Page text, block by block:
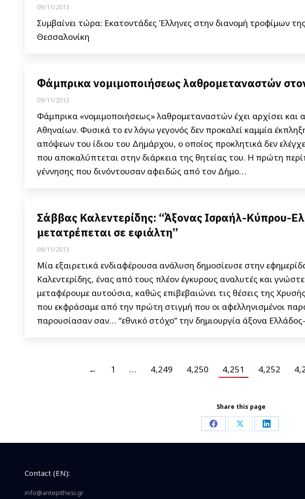
09/11/2013
Συμβαίνει τώρα: Εκατοντάδες Έλληνες στην διανομή τροφίμων
Θεσσαλονίκη
Φάμπρικα νομιμοποιήσεως λαθρομεταναστών
09/11/2013
Φάμπρικα «νομιμοποιήσεως» λαθρομεταναστών έχει αρχίσει
Αθηναίων. Φυσικά το εν λόγω γεγονός δεν προκαλεί καμμία
απόψεων του ίδιου του Δημάρχου, ο οποίος προκλητικά δεν
που αποκαλύπτεται στην διάρκεια της θητείας του. Η πρώτη
γέννησης που δινόντουσαν αφειδώς από τον Δήμο…
Σάββας Καλεντερίδης: “Άξονας Ισραήλ-Κύπρου-
μετατρέπεται σε εφιάλτη”
09/11/2013
Μία εξαιρετικά ενδιαφέρουσα ανάλυση δημοσίευσε στην
Καλεντερίδης, ένας από τους πλέον έγκυρους αναλυτές και
μεταφέρουμε αυτούσια, καθώς επιβεβαιώνει τις θέσεις της
που εκφράσαμε από την πρώτη στιγμή που οι αφελληνισμένοι
παρουσίασαν σαν… “εθνικό στόχο” την δημιουργία άξονα
← 1 … 4,249 4,250 4,251 4,252
Share this page
Share
on
Share
on
Share
on
Contact (EN):
info@antepithesi.gr